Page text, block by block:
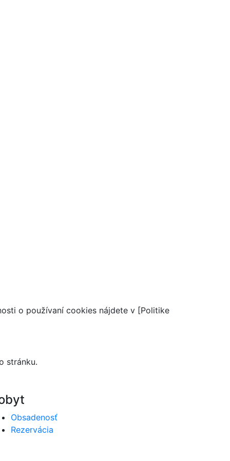
o používaní cookies nájdete v [Politike
stránku.
Obsadenosť
Rezervácia